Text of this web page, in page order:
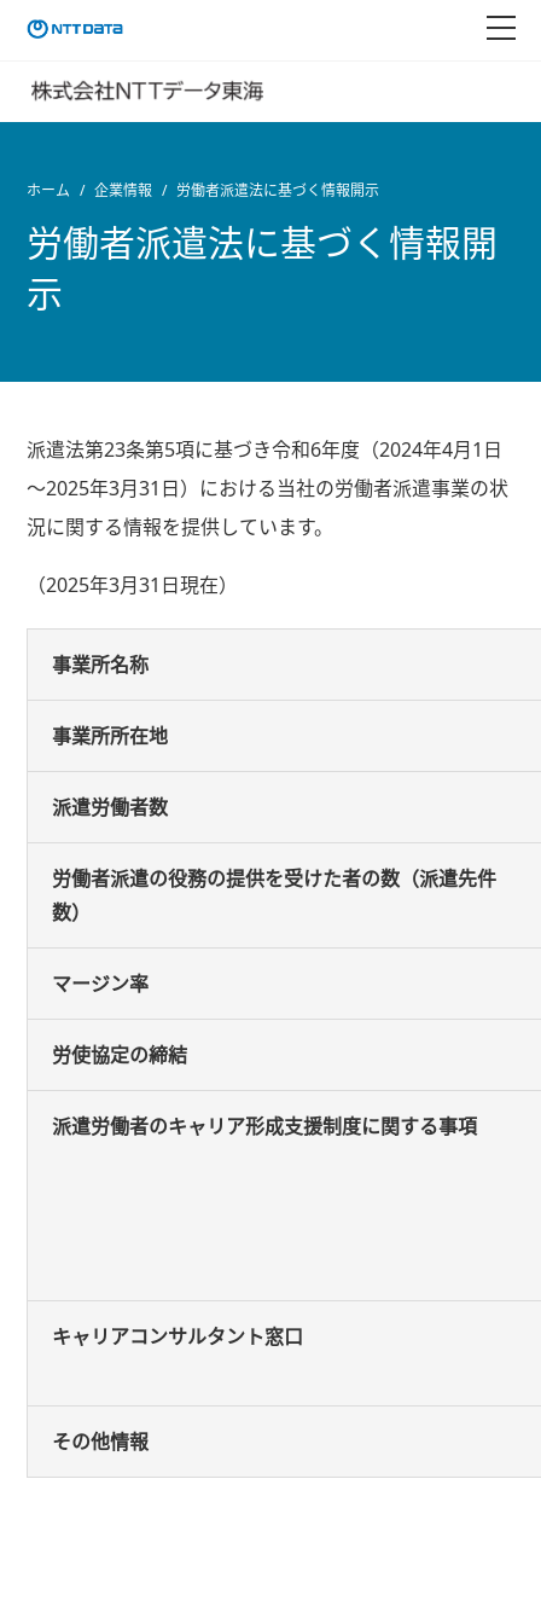
ホーム 企業情報 労働者派遣法に基づく情報開示
労働者派遣法に基づく情報開
示
派遣法第23条第5項に基づき令和6年度（2024年4月1日
～2025年3月31日）における当社の労働者派遣事業の状
況に関する情報を提供しています。
（2025年3月31日現在）
事業所名称
事業所所在地
派遣労働者数
労働者派遣の役務の提供を受けた者の数（派遣先件
数）
マージン率
労使協定の締結
派遣労働者のキャリア形成支援制度に関する事項
キャリアコンサルタント窓口
その他情報